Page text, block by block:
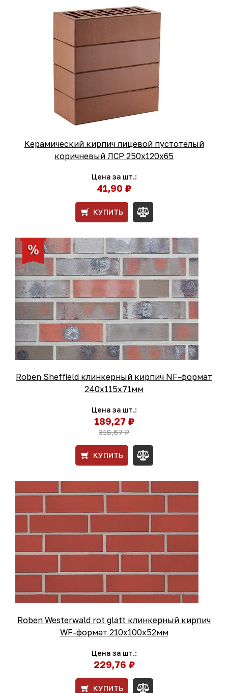
Керамический кирпич лицевой пустотелый
коричневый ЛСР 250х120х65
Цена за шт.:
41,90 ₽
КУПИТЬ
Roben Sheffield клинкерный кирпич NF-формат
240x115x71мм
Цена за шт.:
189,27 ₽
318,67 ₽
КУПИТЬ
Roben Westerwald rot glatt клинкерный кирпич
WF-формат 210x100x52мм
Цена за шт.:
229,76 ₽
КУПИТЬ